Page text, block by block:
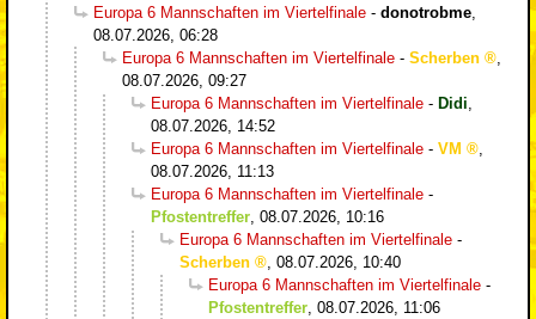
Europa 6 Mannschaften im Viertelfinale - donotrobme
08.07.2026, 06:28
Europa 6 Mannschaften im Viertelfinale - Scherben
08.07.2026, 09:27
Europa 6 Mannschaften im Viertelfinale - Didi
08.07.2026, 14:52
Europa 6 Mannschaften im Viertelfinale - VM
08.07.2026, 11:13
Europa 6 Mannschaften im Viertelfinale -
Pfostentreffer 08.07.2026, 10:16
Europa 6 Mannschaften im Viertelfinale -
Scherben
08.07.2026, 10:40
Europa 6 Mannschaften im Viertelfinale -
Pfostentreffer 08.07.2026, 11:06